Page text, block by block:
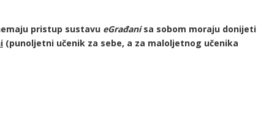
pristup sustavu eGrađanisa sobom moraju donijeti
(punoljetni učenik za sebe, a za maloljetnog učenika